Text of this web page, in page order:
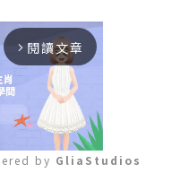
arrow_forward_ios 閱讀文章
by GliaStudios